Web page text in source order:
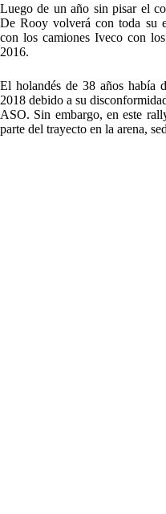
Luego de un año sin pisar el
De Rooy volverá con toda su
con los camiones Iveco con
2016.
El holandés de 38 años había
2018 debido a su
ASO. Sin embargo, en este
parte del trayecto en la arena,